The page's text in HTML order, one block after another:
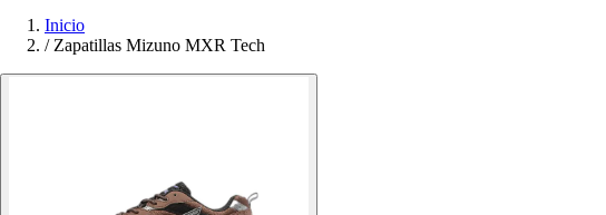
Inicio
/ Zapatillas Mizuno MXR Tech